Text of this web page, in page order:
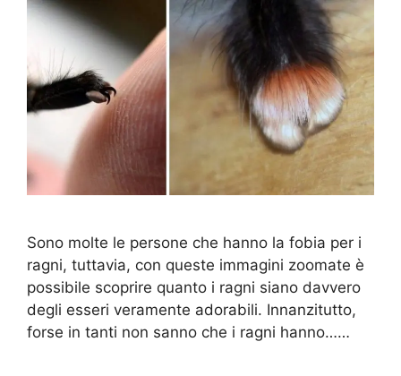
Sono molte le persone che hanno la fobia per i
ragni, tuttavia, con queste immagini zoomate è
possibile scoprire quanto i ragni siano davvero
degli esseri veramente adorabili. Innanzitutto,
forse in tanti non sanno che i ragni hanno……